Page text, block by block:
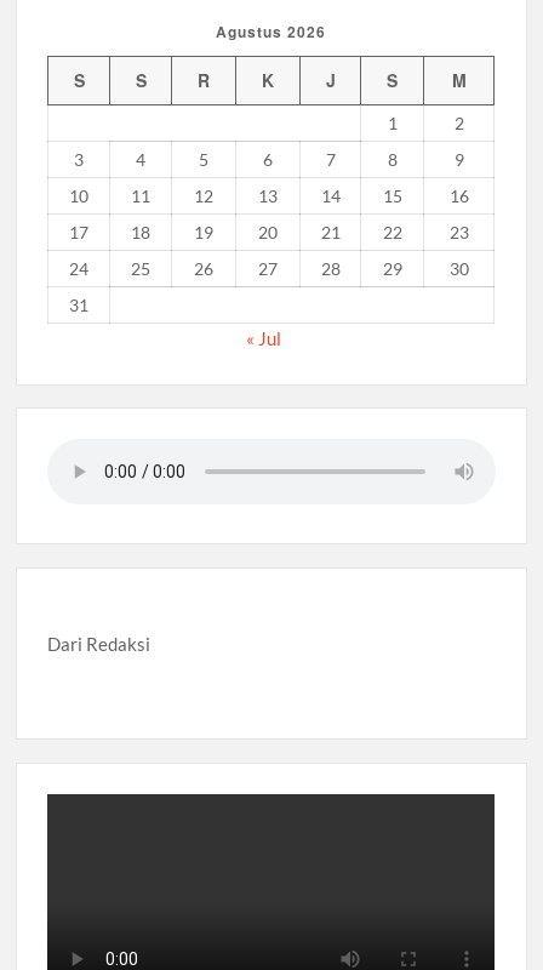
Bukan Cuma Kemah! Pramuka SMK YPM 3 Taman Adopsi
Sistem Kerja Industri Lewat KPDA
Kwarran Porong Gembleng Penegak Pramuka Lewat Pelatihan
Keprotokoleran
Tumbuhkan Ceria dan Karakter Sejak Dini, 704 Pramuka
Siaga Ramaikan Pesta Siaga Kwarran Prambon 2026
Ceria Bersama Pramuka Siaga: Membangun Generasi Tangguh
dan Berkarakter
SDN Pagerwojo Hadir Menempa Ketangguhan
Baru dan Perkuat Kolaborasi Lintas Pangkalan
Diwarnai Penampilan Tari Kreasi Berselendang
Agustus 2026
S S R K J S M
1
2
3
4 5 6 7 8
9
10
11 12 13 14 15
16
17
18 19 20 21 22
23
24
25 26 27 28 29
30
31
« Jul
Dari Redaksi